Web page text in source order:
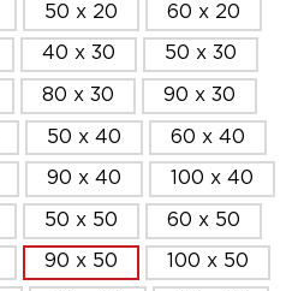
50 x 20 60 x 20
40 x 30 50 x 30
80 x 30 90 x 30
50 x 40 60 x 40
90 x 40 100 x 40
50 x 50 60 x 50
90 x 50 100 x 50